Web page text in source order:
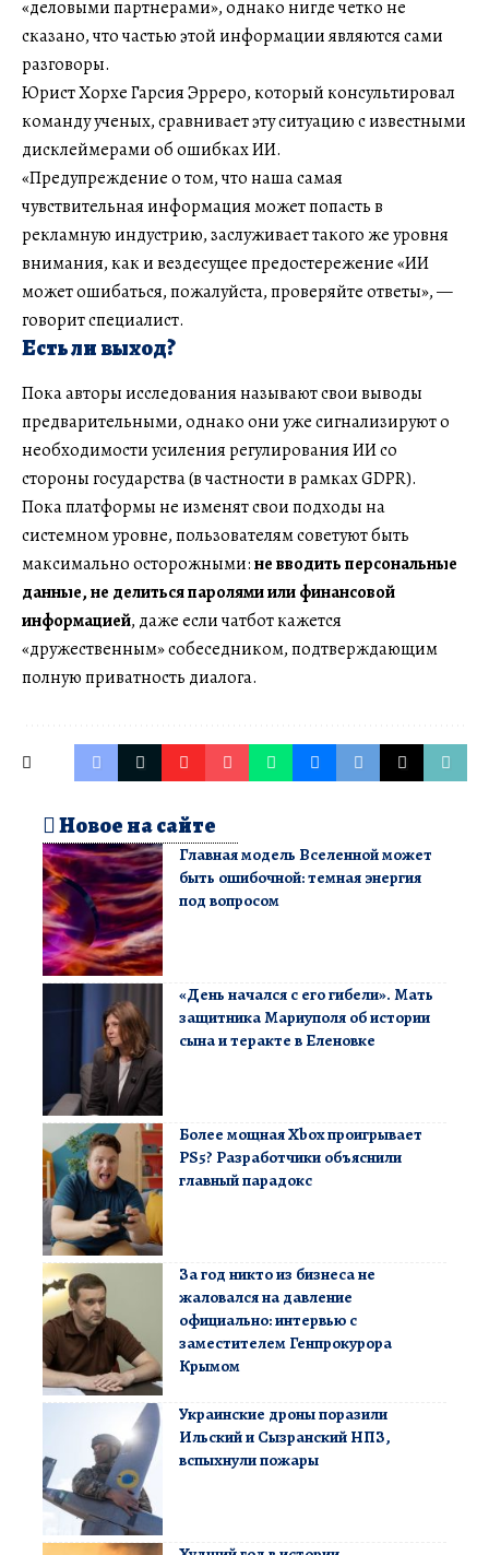
«деловыми партнерами», однако нигде четко не
сказано, что частью этой информации являются сами
разговоры.
Юрист Хорхе Гарсия Эрреро, который консультировал
команду ученых, сравнивает эту ситуацию с известными
дисклеймерами об ошибках ИИ.
«Предупреждение о том, что наша самая
чувствительная информация может попасть в
рекламную индустрию, заслуживает такого же уровня
внимания, как и вездесущее предостережение «ИИ
может ошибаться, пожалуйста, проверяйте ответы», —
говорит специалист.
Есть ли выход?
Пока авторы исследования называют свои выводы
предварительными, однако они уже сигнализируют о
необходимости усиления регулирования ИИ со
стороны государства (в частности в рамках GDPR).
Пока платформы не изменят свои подходы на
системном уровне, пользователям советуют быть
максимально осторожными:не вводить персональные
данные, не делиться паролями или финансовой
информацией, даже если чатбот кажется
«дружественным» собеседником, подтверждающим
полную приватность диалога.
Новое на сайте
Главная модель Вселенной может
быть ошибочной: темная энергия
под вопросом
«День начался с его гибели». Мать
защитника Мариуполя об истории
сына и теракте в Еленовке
Более мощная Xbox проигрывает
PS5? Разработчики объяснили
главный парадокс
За год никто из бизнеса не
жаловался на давление
официально: интервью с
заместителем Генпрокурора
Крымом
Украинские дроны поразили
Ильский и Сызранский НПЗ,
вспыхнули пожары